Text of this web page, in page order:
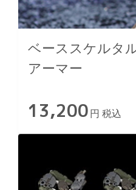
ベーススケルタ
アーマー
13,200 円 税込